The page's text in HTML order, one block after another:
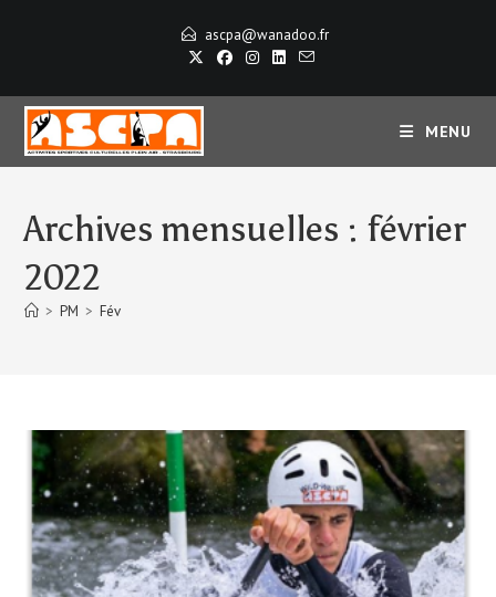
ascpa@wanadoo.fr
MENU
Archives mensuelles : février
2022
> PM > Fév